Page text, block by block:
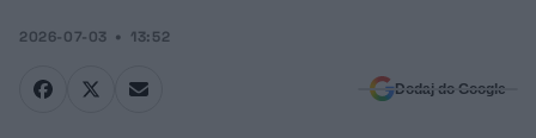
2026-07-03 13:52
Dodaj do Google